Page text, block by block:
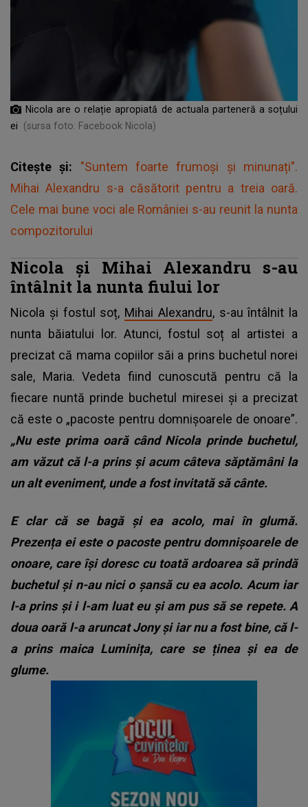
Nicola are o relație apropiată de actuala parteneră a soțului
ei
(sursa foto: Facebook Nicola)
Citește și: "Suntem foarte frumoși și minunați".
Mihai Alexandru s-a căsătorit pentru a treia oară.
Cele mai bune voci ale României s-au reunit la nunta
compozitorului
Nicola și Mihai Alexandru s-au
întâlnit la nunta fiului lor
Nicola și fostul soț, Mihai Alexandru, s-au întâlnit la
nunta băiatului lor. Atunci, fostul soț al artistei a
precizat că mama copiilor săi a prins buchetul norei
sale, Maria. Vedeta fiind cunoscută pentru că la
fiecare nuntă prinde buchetul miresei și a precizat
că este o „pacoste pentru domnișoarele de onoare”.
„Nu este prima oară când Nicola prinde buchetul,
am văzut că l-a prins și acum câteva săptămâni la
un alt eveniment, unde a fost invitată să cânte.
E clar că se bagă și ea acolo, mai în glumă.
Prezența ei este o pacoste pentru domnișoarele de
onoare, care își doresc cu toată ardoarea să prindă
buchetul și n-au nici o șansă cu ea acolo. Acum iar
l-a prins și i l-am luat eu și am pus să se repete. A
doua oară l-a aruncat Jony și iar nu a fost bine, că l-
a prins maica Luminița, care se ținea și ea de
glume.